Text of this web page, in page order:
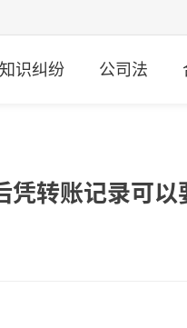
知识纠纷 公司法
转账记录可以